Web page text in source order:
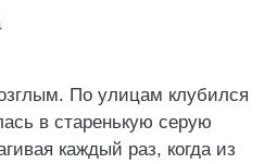
По улицам клубился
в старенькую серую
каждый раз, когда из